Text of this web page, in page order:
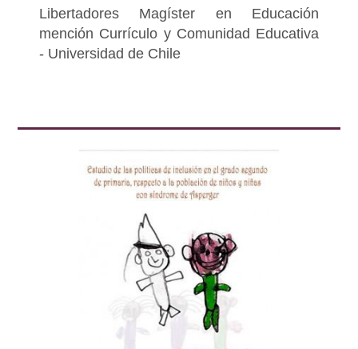
Libertadores Magíster en Educación
mención Currículo y Comunidad Educativa
- Universidad de Chile